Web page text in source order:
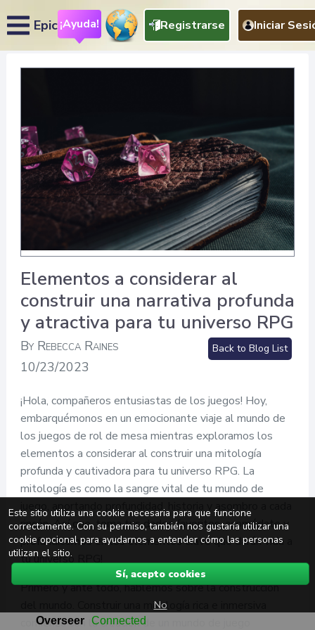
Epic¡Ayuda! Registrarse Iniciar
Elementos a considerar al
construir una narrativa profunda
y atractiva para tu universo RPG
By Rebecca Raines
10/23/2023
Back to Blog List
¡Hola, compañeros entusiastas de los juegos! Hoy,
embarquémonos en un emocionante viaje al mundo de
los juegos de rol de mesa mientras exploramos los
elementos a considerar al construir una mitología
profunda y cautivadora para tu universo RPG. La
mitología es como la sangre vital de tu mundo de
juego, aportando profundidad, historia y asombro a cada
rincón. Así que, toma tus dados favoritos, acomódate y
profundicemos en los elementos clave que darán vida a
tu universo RPG!
Primero y ante todo, hablemos sobre la construcción
del mundo. Construir una mitología rica e inmersiva
comienza con la creación de un mundo de juego
Este sitio utiliza una cookie necesaria para que funcione
correctamente. Con su permiso, también nos gustaría utilizar una
cookie opcional para ayudarnos a entender cómo las personas
utilizan el sitio.
Sí, acepto cookies
No